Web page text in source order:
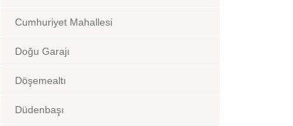
Cumhuriyet Mahallesi
Doğu Garajı
Döşemealtı
Düdenbaşı